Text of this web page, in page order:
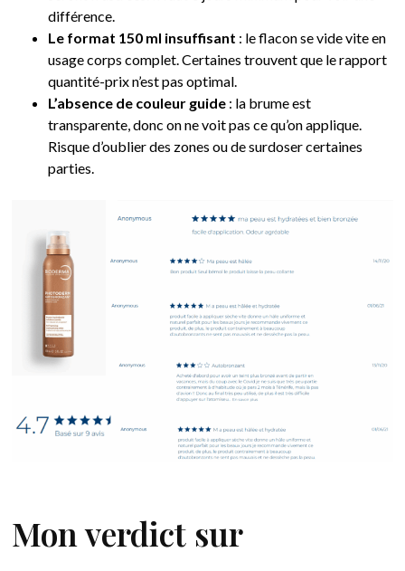
différence.
Le format 150 ml insuffisant : le flacon se vide vite en
usage corps complet. Certaines trouvent que le rapport
quantité-prix n’est pas optimal.
L’absence de couleur guide : la brume est
transparente, donc on ne voit pas ce qu’on applique.
Risque d’oublier des zones ou de surdoser certaines
parties.
Mon verdict sur